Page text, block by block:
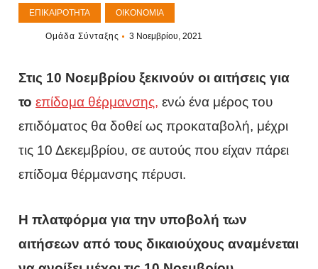
ΕΠΙΚΑΙΡΌΤΗΤΑ ΟΙΚΟΝΟΜΊΑ
Ομάδα Σύνταξης 3 Νοεμβρίου, 2021
Στις 10 Νοεμβρίου ξεκινούν οι αιτήσεις για
τοεπίδομα θέρμανσης, ενώ ένα μέρος του
επιδόματος θα δοθεί ως προκαταβολή, μέχρι
τις 10 Δεκεμβρίου, σε αυτούς που είχαν πάρει
επίδομα θέρμανσης πέρυσι.
H πλατφόρμα για την υποβολή των
αιτήσεων από τους δικαιούχους αναμένεται